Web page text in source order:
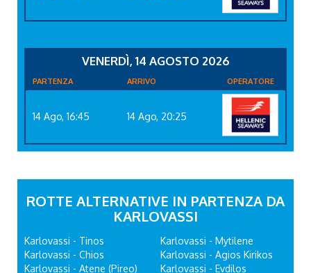
VENERDÌ, 14 AGOSTO 2026
PARTENZA ARRIVO OPERATORE
14 Ago, 16:45 14 Ago, 20:25
ROTTE ALTERNATIVE IN PARTENZA DA
KARLOVASSI
Karlovassi - Tinos
Karlovassi - Chios
Karlovassi - Atene (Pireo)
Karlovassi - Mytilene
Karlovassi - Agios Kirikos
Karlovassi - Evdilos